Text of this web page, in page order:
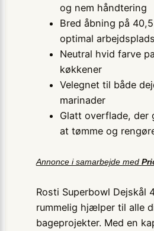
og nem håndtering
Bred åbning på
optimal arbejdsplads
Neutral hvid farve
køkkener
Velegnet til både
marinader
Glatt overflade, der
at tømme og
Annonce i samarbejde med
Rosti Superbowl Dejskål
rummelig hjælper til alle
bageprojekter. Med en